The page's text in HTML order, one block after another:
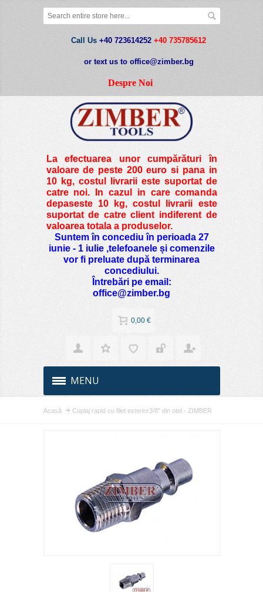
Call Us +40 723614252 +40 735785612
or text us to office@zimber.bg
Despre Noi
La efectuarea unor cumpărături în
valoare de peste200 euro si pana in
10 kg, costul livrarii este suportat de
catre noi. In cazul in care comanda
depaseste 10 kg, costul livrarii este
suportat de catre client indiferent de
valoarea totala a produselor.
Suntem în concediu în perioada 27
iunie - 1 iulie ,telefoanele și comenzile
vor fi preluate după terminarea
concediului.
Întrebări pe email:
office@zimber.bg
0,00 €
MENU
Acasă Cuplaj rapid cu filet exterior3/8" din otel - ZIMBER